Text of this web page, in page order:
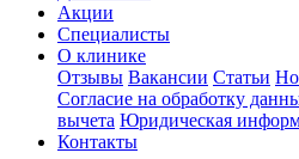
Акции
Специалисты
О клинике
Отзывы Вакансии Статьи
Согласие на обработку
вычета Юридическая
Контакты